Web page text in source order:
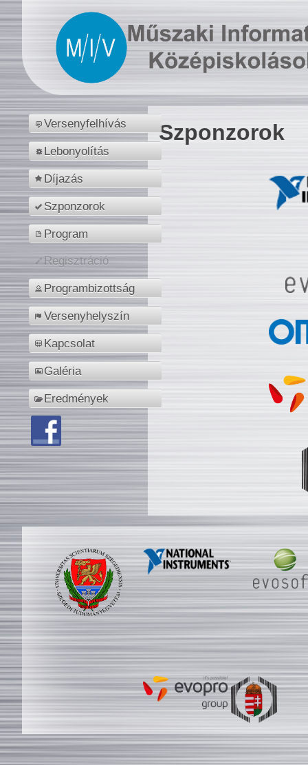
Versenyfelhívás
Lebonyolítás
Díjazás
Szponzorok
Program
Regisztráció
Programbizottság
Versenyhelyszín
Kapcsolat
Galéria
Eredmények
Szponzorok